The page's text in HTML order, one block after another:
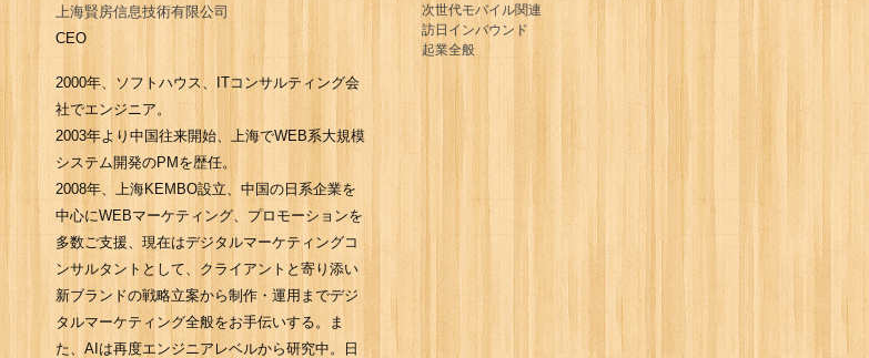
上海賢房信息技術有限公司
CEO
2000年、ソフトハウス、ITコンサルティング会
社でエンジニア。
2003年より中国往来開始、上海でWEB系大規模
システム開発のPMを歴任。
2008年、上海KEMBO設立、中国の日系企業を
中心にWEBマーケティング、プロモーションを
多数ご支援、現在はデジタルマーケティングコ
ンサルタントとして、クライアントと寄り添い
新ブランドの戦略立案から制作・運用までデジ
タルマーケティング全般をお手伝いする。ま
た、AIは再度エンジニアレベルから研究中。日
次世代モバイル関連
訪日インバウンド
起業全般